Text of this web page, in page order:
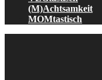
(M)Achtsamkeit
MOMtastisch